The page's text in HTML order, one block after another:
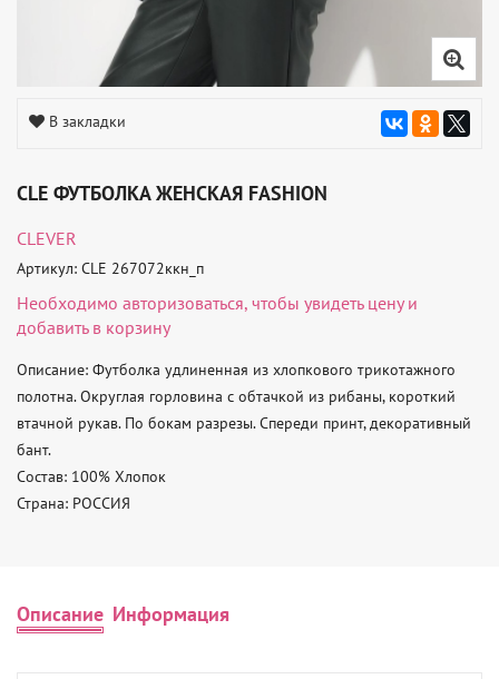
В закладки
CLE ФУТБОЛКА ЖЕНСКАЯ FASHION
CLEVER
Артикул: CLE 267072ккн_п
Необходимо авторизоваться, чтобы увидеть цену и
добавить в корзину
Описание: Футболка удлиненная из хлопкового трикотажного
полотна. Округлая горловина с обтачкой из рибаны, короткий
втачной рукав. По бокам разрезы. Спереди принт, декоративный
бант.
Состав: 100% Хлопок
Страна: РОССИЯ
Описание Информация